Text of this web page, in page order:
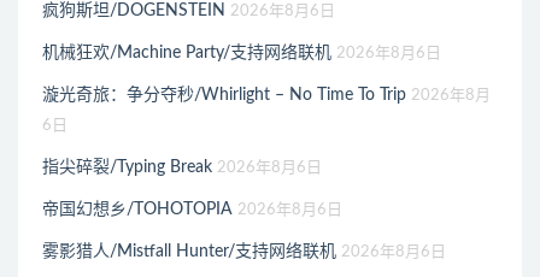
疯狗斯坦/DOGENSTEIN 2026年8月6日
机械狂欢/Machine Party/支持网络联机 2026年8月6日
漩光奇旅：争分夺秒/Whirlight – No Time To Trip 2026年8月
6日
指尖碎裂/Typing Break 2026年8月6日
帝国幻想乡/TOHOTOPIA 2026年8月6日
雾影猎人/Mistfall Hunter/支持网络联机 2026年8月6日